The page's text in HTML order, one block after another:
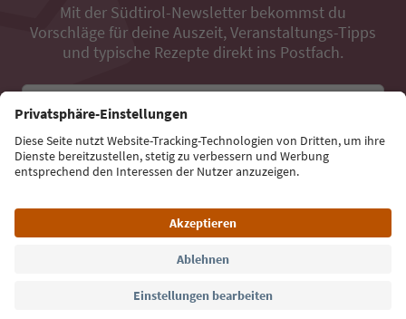
Mit der Südtirol-Newsletter bekommst du
Vorschläge für deine Auszeit, Veranstaltungs-Tipps
und typische Rezepte direkt ins Postfach.
E-Mail Adresse
Jetzt anmelden